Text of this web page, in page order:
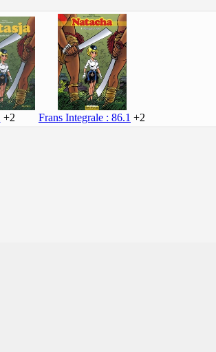
+2 Frans Integrale : 86.1 +2